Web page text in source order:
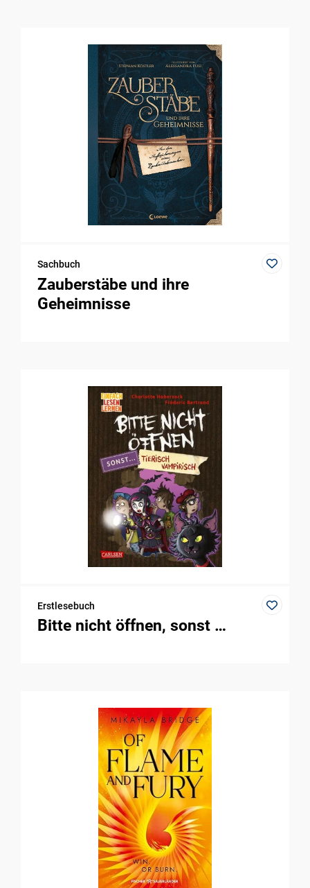
Sachbuch
Zauberstäbe und ihre
Geheimnisse
Erstlesebuch
Bitte nicht öffnen, sonst …